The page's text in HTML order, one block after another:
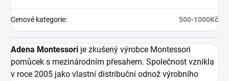
Cenové kategorie: 500-1000Kč
Adena Montessori je zkušený výrobce Montessori
pomůcek s mezinárodním přesahem. Společnost vznikla
v roce 2005 jako vlastní distribuční odnož výrobního